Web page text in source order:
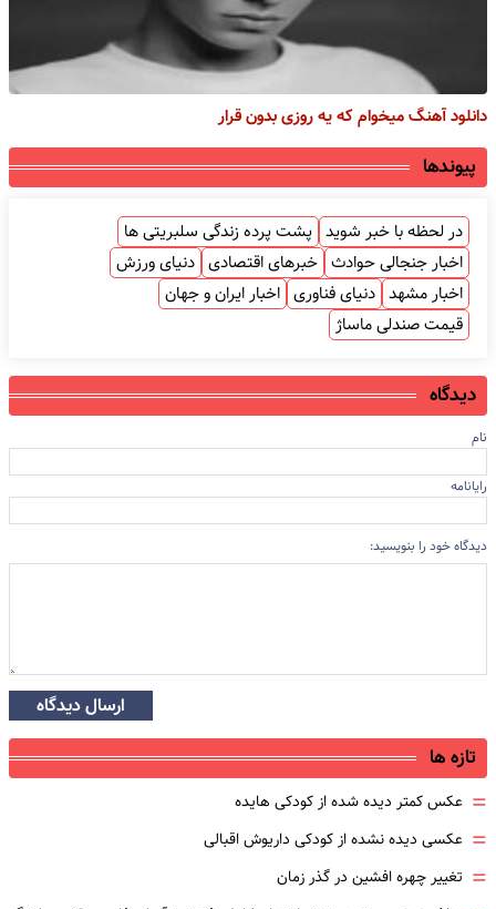
دانلود آهنگ میخوام که یه روزی بدون قرار
پیوندها
در لحظه با خبر شوید پشت پرده زندگی سلبریتی ها
اخبار جنجالی حوادث خبرهای اقتصادی دنیای ورزش
اخبار مشهد دنیای فناوری اخبار ایران و جهان
قیمت صندلی ماساژ
دیدگاه
نام
رایانامه
دیدگاه خود را بنویسید:
ارسال دیدگاه
تازه ها
= عکس کمتر دیده شده از کودکی هایده
= عکسی دیده نشده از کودکی داریوش اقبالی
= تغییر چهره افشین در گذر زمان